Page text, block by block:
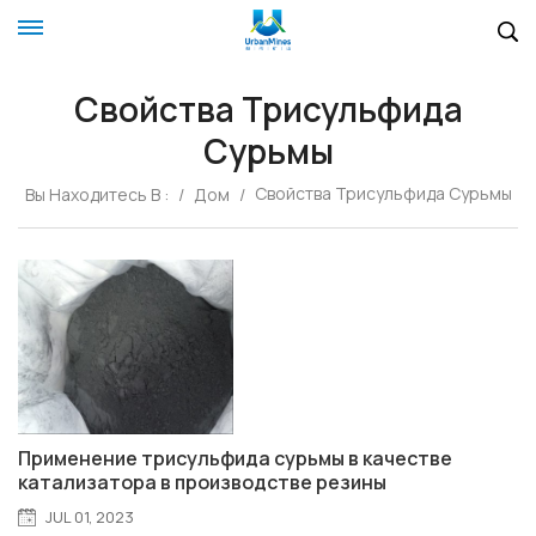
Свойства Трисульфида
Сурьмы
Вы Находитесь В : / Дом / Свойства Трисульфида Сурьмы
Применение трисульфида сурьмы в качестве
катализатора в производстве резины
JUL 01, 2023